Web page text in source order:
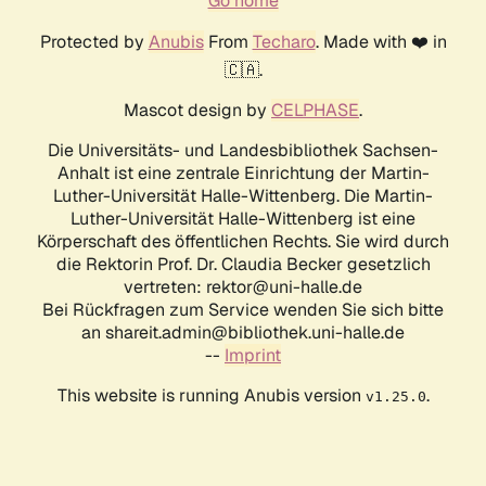
Protected by AnubisFrom Techaro. Made with ❤️ in
🇨🇦.
Mascot design by CELPHASE.
Die Universitäts- und Landesbibliothek Sachsen-
Anhalt ist eine zentrale Einrichtung der Martin-
Luther-Universität Halle-Wittenberg. Die Martin-
Luther-Universität Halle-Wittenberg ist eine
Körperschaft des öffentlichen Rechts. Sie wird durch
die Rektorin Prof. Dr. Claudia Becker gesetzlich
vertreten: rektor@uni-halle.de
Bei Rückfragen zum Service wenden Sie sich bitte
an shareit.admin@bibliothek.uni-halle.de
-- Imprint
This website is running Anubis version v1.25.0.